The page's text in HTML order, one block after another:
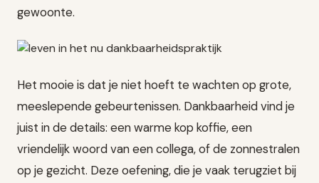
gewoonte.
Het mooie is dat je niet hoeft te wachten op grote,
meeslepende gebeurtenissen. Dankbaarheid vind je
juist in de details: een warme kop koffie, een
vriendelijk woord van een collega, of de zonnestralen
op je gezicht. Deze oefening, die je vaak terugziet bij